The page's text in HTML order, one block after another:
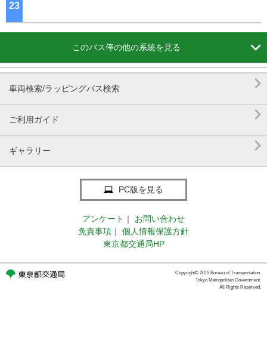
23
このバス停の他の系統を見る 
車両検索/ラッピングバス検索 
ご利用ガイド 
ギャラリー 
PC版を見る
アンケート ｜
お問い合わせ
免責事項 ｜
個人情報保護方針
東京都交通局HP
Copyright© 2015 Bureau of Transportation.
Tokyo Metropolitan Government.
All Rights Reserved.